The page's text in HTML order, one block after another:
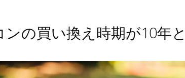
ンの買い換え時期が10年